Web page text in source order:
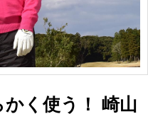
く使う！ 崎山